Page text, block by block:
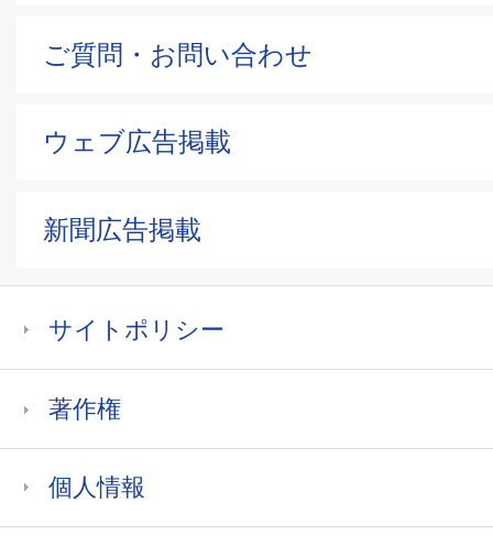
ご質問・お問い合わせ
ウェブ広告掲載
新聞広告掲載
サイトポリシー
著作権
個人情報